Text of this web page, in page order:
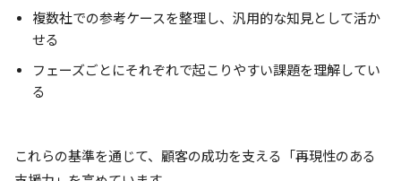
複数社での参考ケースを整理し、汎用的な知見として活か
せる
フェーズごとにそれぞれで起こりやすい課題を理解してい
る
これらの基準を通じて、顧客の成功を支える「再現性のある